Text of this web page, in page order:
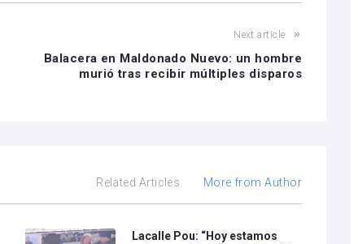
Next article
Balacera en Maldonado Nuevo: un hombre
murió tras recibir múltiples disparos
Related Articles More from Author
Lacalle Pou: “Hoy estamos